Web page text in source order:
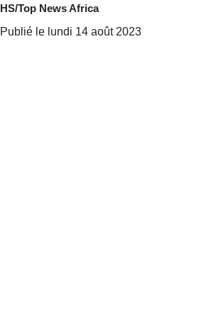
HS/Top News Africa
Publié le lundi 14 août 2023